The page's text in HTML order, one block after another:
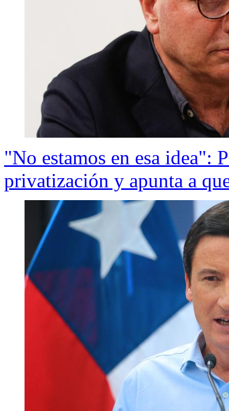
"No estamos en esa idea":
privatización y apunta a